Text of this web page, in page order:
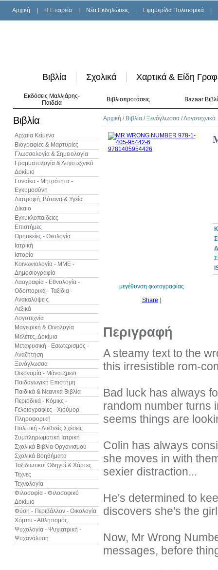
Αρχική H Εταιρεία Νέα Εκδηλώσεις Εφημερίδα Πολιτισμικά
Βιβλία Σχολικά Χαρτικά & Είδη
Εκδόσεις Μαλλιάρης-
Παιδεία
Βιβλιοπροτάσεις Bazaar
Βιβλία
Αρχαία Κείμενα
Βιογραφίες & Μαρτυρίες
Γλωσσολογία & Σημειολογία
Γραμματολογία & Λογοτεχνικό
Δοκίμιο
Γυναίκα - Μητρότητα -
Εγκυμοσύνη
Διατροφή, Βότανα & Υγεία
Δίκαιο
Εγκυκλοπαίδειες
Επιστήμες
Θρησκείες - Θεολογία
Ιατρική
Ιστορία
Κοινωνιολογία - ΜΜΕ -
Δημοσιογραφία
Λαογραφία - Εθνολογία -
Οδοιπορικά - Ταξίδια -
Ανακαλύψεις
Λεξικά
Λογοτεχνία
Μαγειρική & Οινολογία
Μελέτες, Δοκίμια
Μεταφυσική - Εσωτερισμός -
Αναζήτηση
Ξενόγλωσσα
Οικονομία - Μάνατζμεντ
Παιδαγωγική Επιστήμη
Παιδικά & Νεανικά Βιβλία
Περιοδικά - Κόμικς -
Γελοιογραφίες - Χιούμορ
Πληροφορική
Πολιτική - Διεθνείς Σχέσεις
Συμπληρωματική Ιατρική
Σχολικά Βιβλία Οργανισμού
Σχολικά Βοηθήματα
Ταξιδιωτικοί Οδηγοί & Χάρτες
Τέχνες
Τεχνολογία
Φιλοσοφία - Φιλοσοφικό
Δοκίμιο
Φύση - Περιβάλλον - Οικολογία
Χόμπυ - Αθλητισμός
Ψυχολογία - Ψυχιατρική -
Ψυχανάλυση
Αρχική / Βιβλία /Ξενόγλωσσα /Λογοτεχνικά
μεγέθυνση φωτογραφίας
Share
Περιγραφή
A steamy text to the
this irresistible rom-
Bad luck has always
random number turns
seems things are
Colin has always
she moves in with
sexier distraction...
He's determined to
discovers she's the
Now, Mr Wrong
messages, before